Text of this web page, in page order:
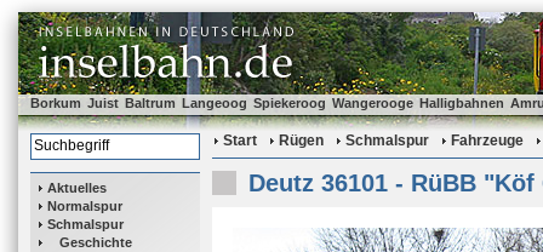
Borkum Juist Baltrum Langeoog Spiekeroog Wangerooge Halligbahnen
Aktuelles
Normalspur
Schmalspur
Geschichte
Start Rügen Schmalspur Fahrzeuge
Deutz 36101 - RüBB "Köf